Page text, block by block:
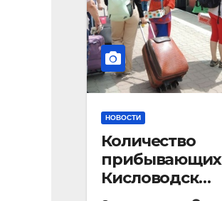
НОВОСТИ
Количество
прибывающих
Кисловодск
стремительно